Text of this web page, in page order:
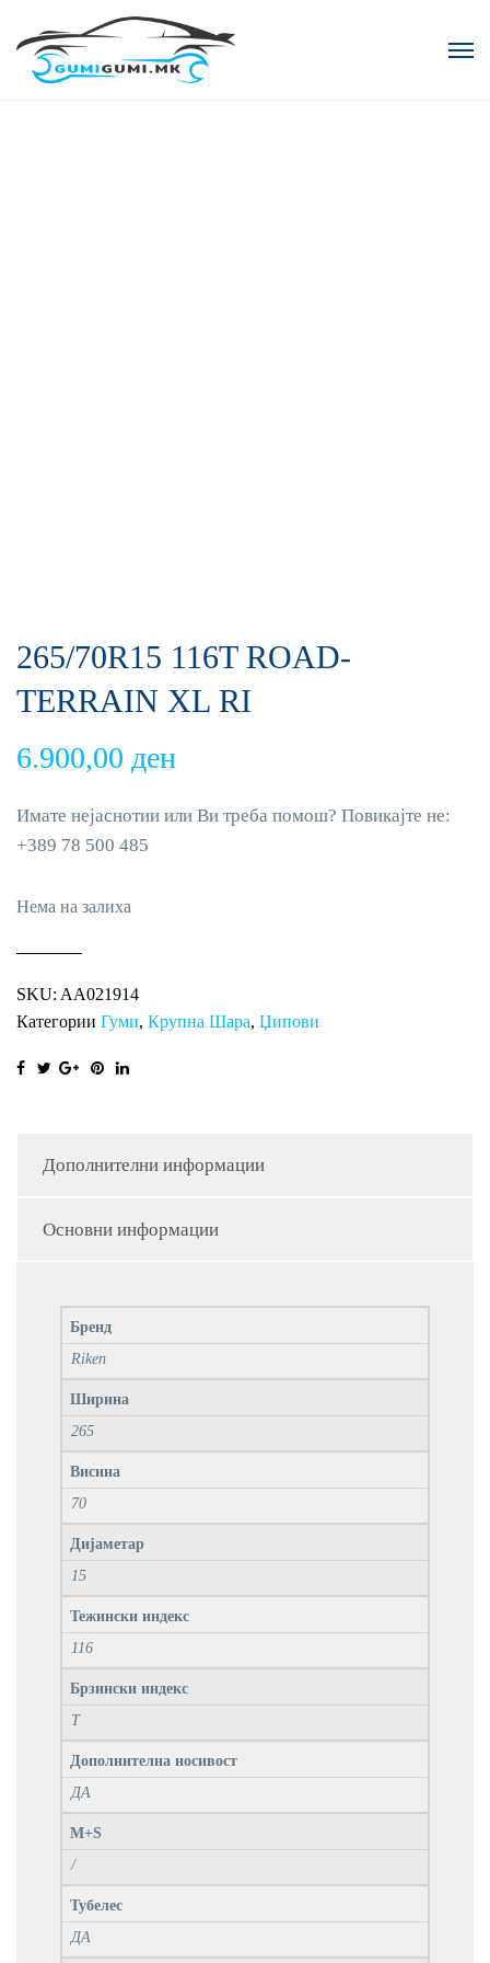
265/70R15 116T ROAD-
TERRAIN XL RI
6.900,00 ден
Имате нејаснотии или Ви треба помош? Повикајте не:
+389 78 500 485
Нема на залиха
SKU: AA021914
Категории Гуми, Крупна Шара, Џипови
Дополнителни информации
Основни информации
Бренд
Riken
Ширина
265
Висина
70
Дијаметар
15
Тежински индекс
116
Брзински индекс
T
Дополнителна носивост
ДА
M+S
/
Тубелес
ДА